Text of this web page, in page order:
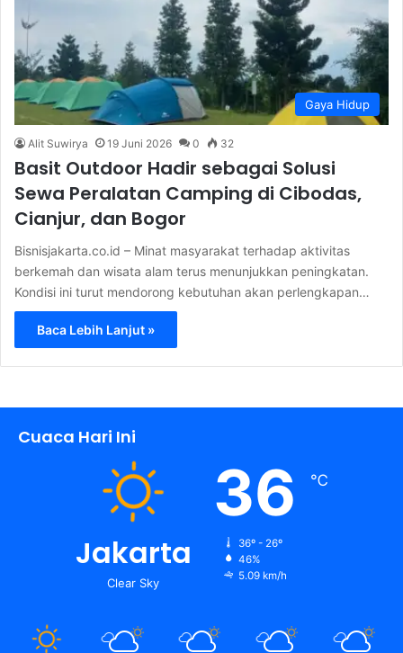
Gaya Hidup
Alit Suwirya 19 Juni 2026 0 32
Basit Outdoor Hadir sebagai Solusi
Sewa Peralatan Camping di Cibodas,
Cianjur, dan Bogor
Bisnisjakarta.co.id – Minat masyarakat terhadap aktivitas
berkemah dan wisata alam terus menunjukkan peningkatan.
Kondisi ini turut mendorong kebutuhan akan perlengkapan…
Baca Lebih Lanjut »
Cuaca Hari Ini
Jakarta
Clear Sky
36 ℃
36º - 26º
46%
5.09 km/h